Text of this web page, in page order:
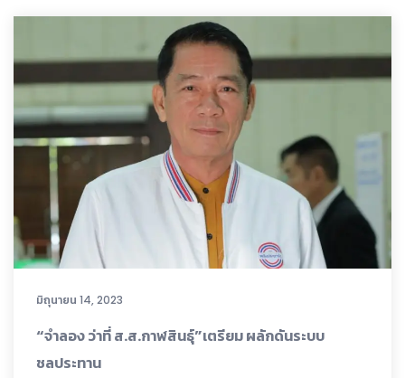
มิถุนายน 14, 2023
“จำลอง ว่าที่ ส.ส.กาฬสินธุ์”เตรียม ผลักดันระบบ
ชลประทาน